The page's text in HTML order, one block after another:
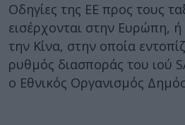
Οδηγίες της ΕΕ προς τους
εισέρχονται στην Ευρώπη,
την Κίνα, στην οποία
ρυθμός διασποράς του ιού
ο Εθνικός Οργανισμός